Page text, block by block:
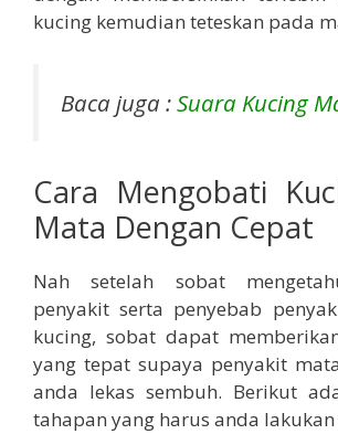
kucing kemudian teteskan pada
Baca juga :Suara Kucing
Cara Mengobati
Mata Dengan Cepat
Nah setelah sobat
penyakit serta penyebab
kucing, sobat dapat
yang tepat supaya penyakit
anda lekas sembuh. Berikut
tahapan yang harus anda lakukan